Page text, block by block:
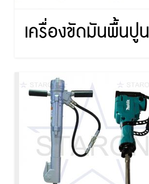
เครื่องขัดมันพื้นปูน